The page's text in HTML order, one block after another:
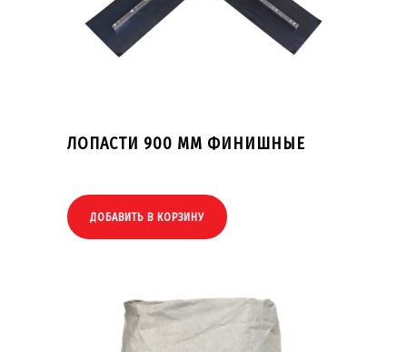
ЛОПАСТИ 900 ММ ФИНИШНЫЕ
ДОБАВИТЬ В КОРЗИНУ